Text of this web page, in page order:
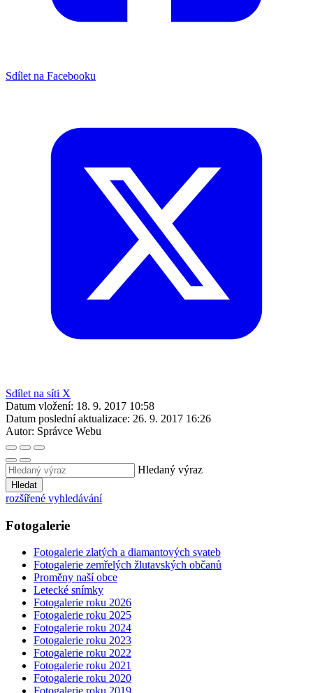
Sdílet na Facebooku
Sdílet na síti X
Datum vložení: 18. 9. 2017 10:58
Datum poslední aktualizace: 26. 9. 2017 16:26
Autor: Správce Webu
Hledaný výraz
Hledat
rozšířené vyhledávání
Fotogalerie
Fotogalerie zlatých a diamantových svateb
Fotogalerie zemřelých žlutavských občanů
Proměny naší obce
Letecké snímky
Fotogalerie roku 2026
Fotogalerie roku 2025
Fotogalerie roku 2024
Fotogalerie roku 2023
Fotogalerie roku 2022
Fotogalerie roku 2021
Fotogalerie roku 2020